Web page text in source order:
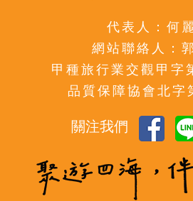
代表人：何
網站聯絡人：
甲種旅行業交觀甲字
品質保障協會北字
關注我們